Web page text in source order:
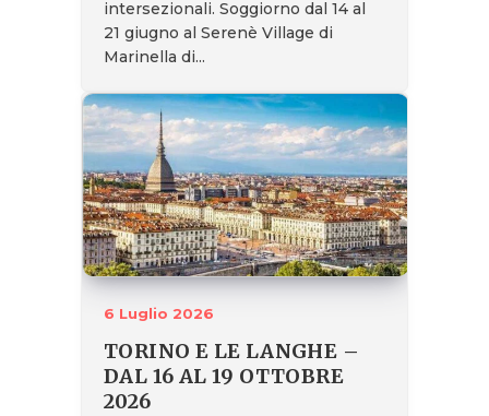
intersezionali. Soggiorno dal 14 al
21 giugno al Serenè Village di
Marinella di...
6 Luglio 2026
TORINO E LE LANGHE –
DAL 16 AL 19 OTTOBRE
2026